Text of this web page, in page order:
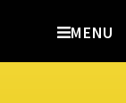
MENU